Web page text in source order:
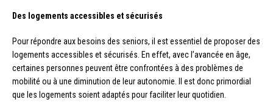
Des logements accessibles et sécurisés
Pour répondre aux besoins des seniors, il est essentiel de proposer des
logements accessibles et sécurisés. En effet, avec l’avancée en âge,
certaines personnes peuvent être confrontées à des problèmes de
mobilité ou à une diminution de leur autonomie. Il est donc primordial
que les logements soient adaptés pour faciliter leur quotidien.